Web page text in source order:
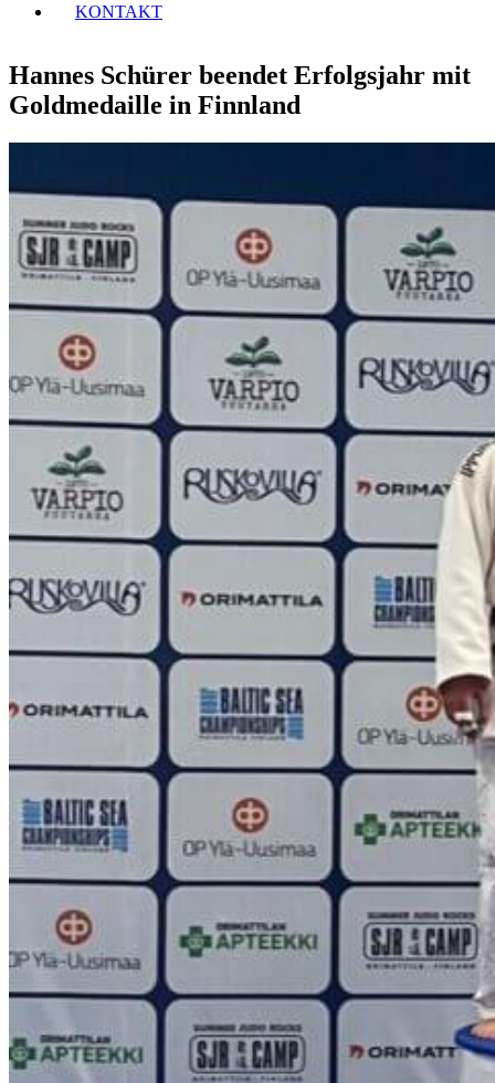
KONTAKT
Hannes Schürer beendet Erfolgsjahr mit
Goldmedaille in Finnland